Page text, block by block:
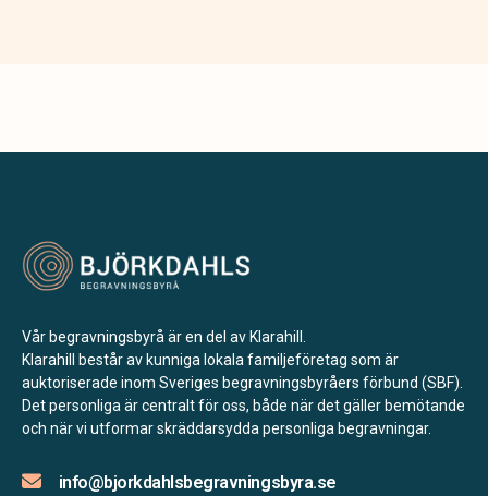
Vår begravningsbyrå är en del av Klarahill.
Klarahill består av kunniga lokala familjeföretag som är
auktoriserade inom Sveriges begravningsbyråers förbund (SBF).
Det personliga är centralt för oss, både när det gäller bemötande
och när vi utformar skräddarsydda personliga begravningar.
info@bjorkdahlsbegravningsbyra.se